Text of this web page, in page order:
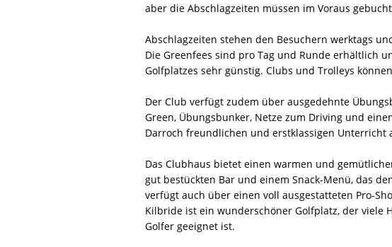
aber die Abschlagzeiten müssen im Voraus
Abschlagzeiten stehen den Besuchern werktags
Die Greenfees sind pro Tag und Runde erhältlich
Golfplatzes sehr günstig. Clubs und Trolleys
Der Club verfügt zudem über ausgedehnte
Green, Übungsbunker, Netze zum Driving und
Darroch freundlichen und erstklassigen Unterricht
Das Clubhaus bietet einen warmen und
gut bestückten Bar und einem Snack-Menü, das
verfügt auch über einen voll ausgestatteten Pro-
Kilbride ist ein wunderschöner Golfplatz, der
Golfer geeignet ist.